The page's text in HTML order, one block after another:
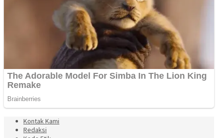
Kontak Kami
Redaksi